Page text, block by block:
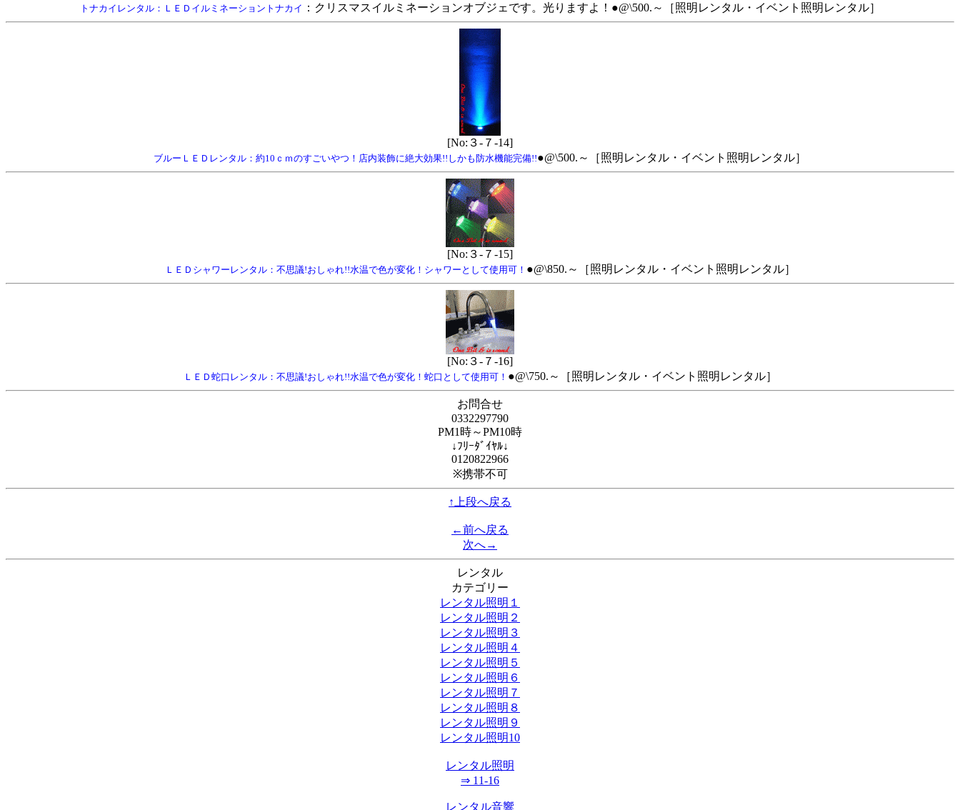
トナカイレンタル：ＬＥＤイルミネーショントナカイ ：クリスマスイルミネーションオブジェです。光りますよ！●@\500.～［照明レンタル・イベント照明レンタル］
[No:３-７-14]
ブルーＬＥＤレンタル：約10ｃｍのすごいやつ！店内装飾に絶大効果!!しかも防水機能完備!!●@\500.～［照明レンタル・イベント照明レンタル］
[No:３-７-15]
ＬＥＤシャワーレンタル：不思議!おしゃれ!!水温で色が変化！シャワーとして使用可！ ●@\850.～［照明レンタル・イベント照明レンタル］
[No:３-７-16]
ＬＥＤ蛇口レンタル：不思議!おしゃれ!!水温で色が変化！蛇口として使用可！ ●@\750.～［照明レンタル・イベント照明レンタル］
お問合せ
0332297790
PM1時～PM10時
↓ﾌﾘｰﾀﾞｲﾔﾙ↓
0120822966
※携帯不可
↑上段へ戻る
←前へ戻る
次へ→
レンタル
カテゴリー
レンタル照明１
レンタル照明２
レンタル照明３
レンタル照明４
レンタル照明５
レンタル照明６
レンタル照明７
レンタル照明８
レンタル照明９
レンタル照明10
レンタル照明
⇒ 11-16
レンタル音響